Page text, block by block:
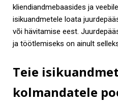
kliendiandmebaasides ja
isikuandmetele loata
või hävitamise eest.
ja töötlemiseks on ainult
Teie
kolmandatele